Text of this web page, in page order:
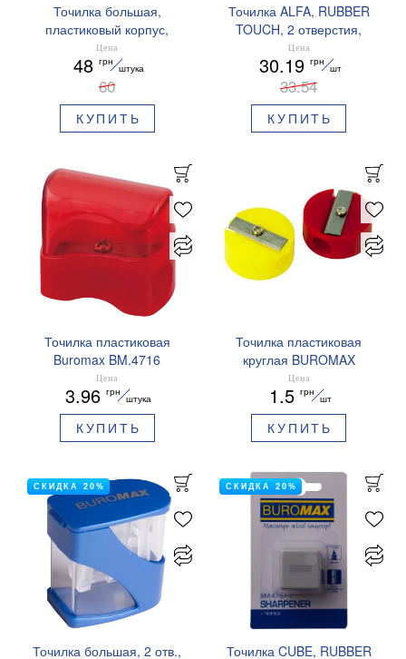
Точилка большая,
пластиковый корпус,
контейнер Master
BUROMAX BM.4756-1
Цена
48 грн
штука
60
КУПИТЬ
Точилка ALFA, RUBBER
TOUCH, 2 отверстия,
пластиковый корпус,
контейнер, BUROMAX
BM.4778
Цена
30.19 грн
шт
33.54
КУПИТЬ
Точилка пластиковая
Buromax BM.4716
Цена
3.96 грн
штука
КУПИТЬ
Точилка пластиковая
круглая BUROMAX
BM.4700
Цена
1.5 грн
шт
КУПИТЬ
Точилка большая, 2 отв.,
СКИДКА 20%
Точилка CUBE, RUBBER
СКИДКА 20%